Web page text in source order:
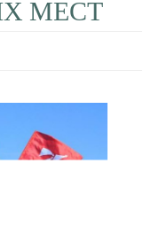
МЕСТ